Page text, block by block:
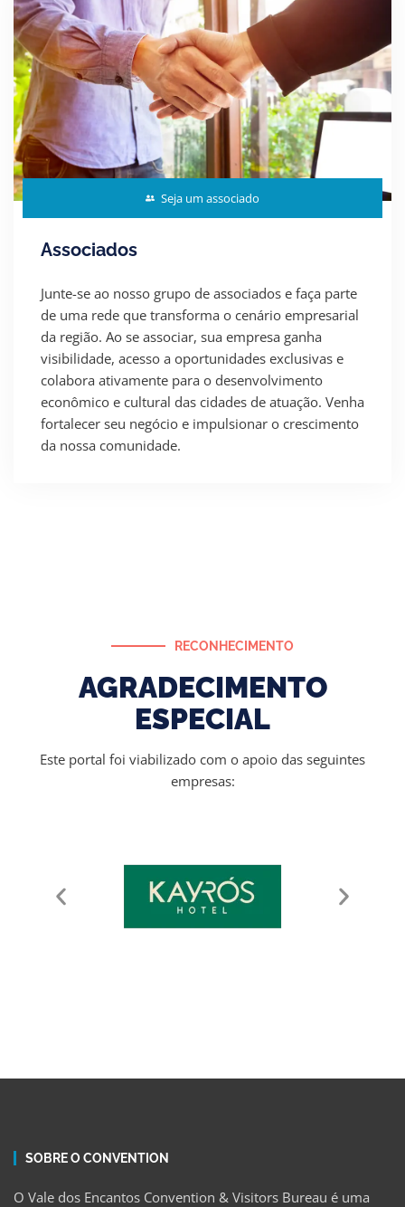
Seja um associado
Associados
Junte-se ao nosso grupo de associados e faça parte
de uma rede que transforma o cenário empresarial
da região. Ao se associar, sua empresa ganha
visibilidade, acesso a oportunidades exclusivas e
colabora ativamente para o desenvolvimento
econômico e cultural das cidades de atuação. Venha
fortalecer seu negócio e impulsionar o crescimento
da nossa comunidade.
RECONHECIMENTO
AGRADECIMENTO
ESPECIAL
Este portal foi viabilizado com o apoio das seguintes
empresas:
SOBRE O CONVENTION
O Vale dos Encantos Convention & Visitors Bureau é uma